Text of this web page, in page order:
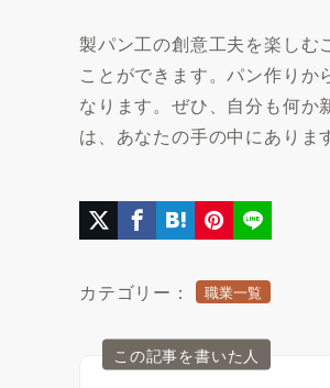
製パン工の創意工夫を楽しむ
ことができます。パン作り
なります。ぜひ、自分も何か
は、あなたの手の中にありま
カテゴリー： 職業一覧
この記事を書いた人